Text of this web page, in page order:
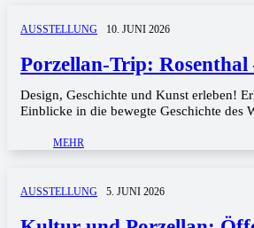
AUSSTELLUNG 10. JUNI 2026
Porzellan-Trip:
Design, Geschichte und Kunst erleben!
Einblicke in die bewegte Geschichte des
MEHR
AUSSTELLUNG 5. JUNI 2026